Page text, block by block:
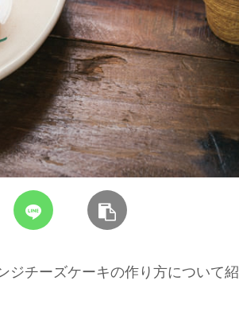
ジチーズケーキの作り方について紹